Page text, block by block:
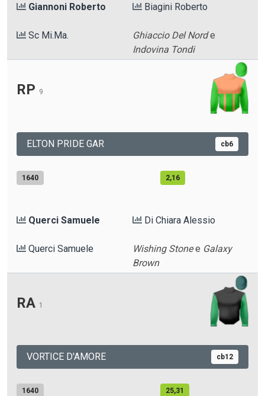
Giannoni Roberto Biagini Roberto
Sc Mi.Ma. Ghiaccio Del Norde
Indovina Tondi
RP 9
ELTON PRIDE GAR cb6
1640 2,16
Querci Samuele Di Chiara Alessio
Querci Samuele Wishing Stonee Galaxy
Brown
RA 1
VORTICE D'AMORE cb12
1640 25,31